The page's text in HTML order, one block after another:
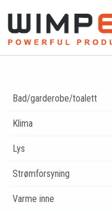
Bad/garderobe/toalett
Klima
Lys
Strømforsyning
Varme inne